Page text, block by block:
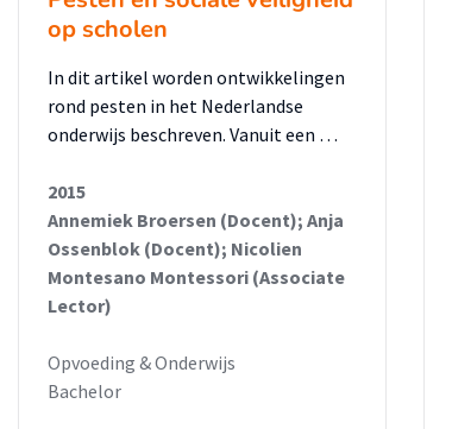
op scholen
In dit artikel worden ontwikkelingen
rond pesten in het Nederlandse
onderwijs beschreven. Vanuit een …
2015
Annemiek Broersen (Docent); Anja
Ossenblok (Docent); Nicolien
Montesano Montessori (Associate
Lector)
Opvoeding & Onderwijs
Bachelor